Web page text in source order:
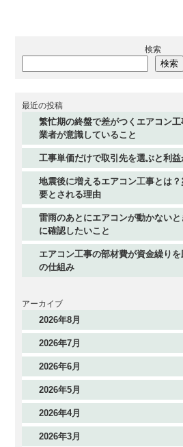
検索
検索
最近の投稿
繁忙期の終盤で差がつくエアコン
業者が意識していること
工事単価だけで取引先を選ぶと利
地震後に増えるエアコン工事とは
要とされる理由
雷雨のあとにエアコンが動かない
に確認したいこと
エアコン工事の部材費が資金繰り
の仕組み
アーカイブ
2026年8月
2026年7月
2026年6月
2026年5月
2026年4月
2026年3月